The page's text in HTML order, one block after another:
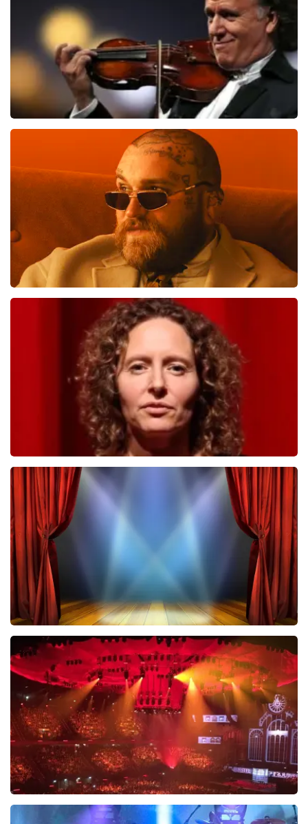
laatste 30 minuten
BESTEL NU
Teddy Swims
laatste 30 minuten
BESTEL NU
Esther van der Voort
694 laatste 30 minuten
BESTEL NU
40 45 De Musical
441laatste 30 minuten
BESTEL NU
Vrienden Van Amstel Live